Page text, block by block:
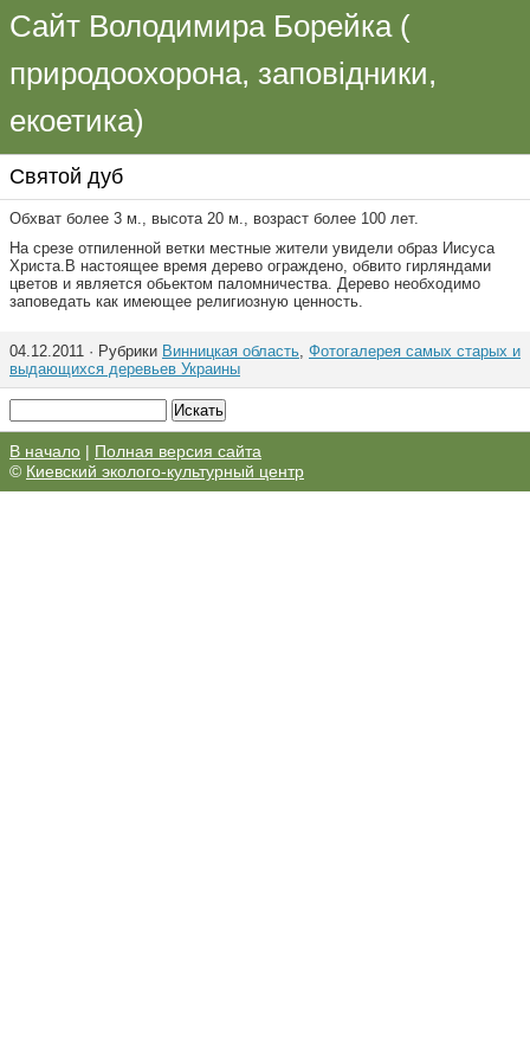
Сайт Володимира Борейка (
природоохорона, заповідники,
екоетика)
Святой дуб
Обхват более 3 м., высота 20 м., возраст более 100 лет.
На срезе отпиленной ветки местные жители увидели образ Иисуса
Христа.В настоящее время дерево ограждено, обвито гирляндами
цветов и является обьектом паломничества. Дерево необходимо
заповедать как имеющее религиозную ценность.
04.12.2011 · Рубрики Винницкая область, Фотогалерея самых старых и
выдающихся деревьев Украины
В начало | Полная версия сайта
© Киевский эколого-культурный центр